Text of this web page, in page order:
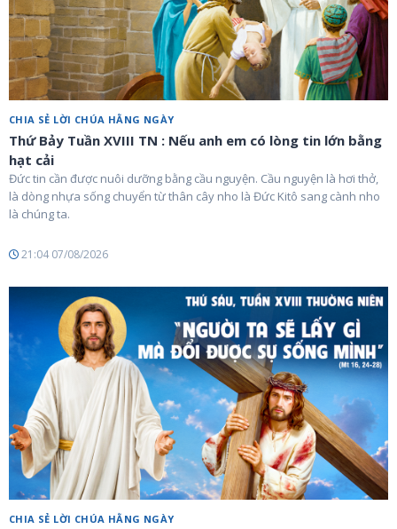
CHIA SẺ LỜI CHÚA HẰNG NGÀY
Thứ Bảy Tuần XVIII TN : Nếu anh em có lòng tin lớn bằng
hạt cải
Đức tin cần được nuôi dưỡng bằng cầu nguyện. Cầu nguyện là hơi thở,
là dòng nhựa sống chuyển từ thân cây nho là Đức Kitô sang cành nho
là chúng ta.
21:04 07/08/2026
CHIA SẺ LỜI CHÚA HẰNG NGÀY